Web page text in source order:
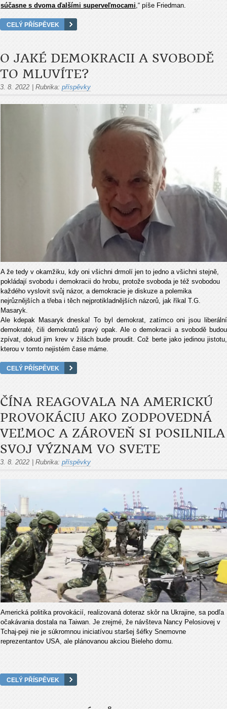
súčasne s dvoma ďalšími superveľmocami,“ píše Friedman.
CELÝ PŘÍSPĚVEK
O JAKÉ DEMOKRACII A SVOBODĚ
TO MLUVÍTE?
3. 8. 2022 Rubrika: příspěvky
A že tedy v okamžiku, kdy oni všichni drmolí jen to jedno a všichni stejně,
pokládají svobodu i demokracii do hrobu, protože svoboda je též svobodou
každého vyslovit svůj názor, a demokracie je diskuze a polemika
nejrůznějších a třeba i těch nejprotikladnějších názorů, jak říkal T.G.
Masaryk.
Ale kdepak Masaryk dneska! To byl demokrat, zatímco oni jsou liberální
demokraté, čili demokratů pravý opak. Ale o demokracii a svobodě budou
zpívat, dokud jim krev v žilách bude proudit. Což berte jako jedinou jistotu,
kterou v tomto nejistém čase máme.
CELÝ PŘÍSPĚVEK
ČÍNA REAGOVALA NA AMERICKÚ
PROVOKÁCIU AKO ZODPOVEDNÁ
VEĽMOC A ZÁROVEŇ SI POSILNILA
SVOJ VÝZNAM VO SVETE
3. 8. 2022 Rubrika: příspěvky
Americká politika provokácií, realizovaná doteraz skôr na Ukrajine, sa podľa
očakávania dostala na Taiwan. Je zrejmé, že návšteva Nancy Pelosiovej v
Tchaj-peji nie je súkromnou iniciatívou staršej šéfky Snemovne
reprezentantov USA, ale plánovanou akciou Bieleho domu.
CELÝ PŘÍSPĚVEK